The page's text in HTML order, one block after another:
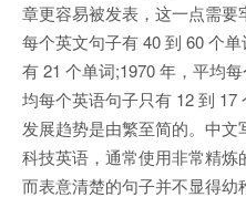
章更容易被发表，这一点需要
每个英文句子有 40 到 60 个
有 21 个单词;1970 年，平均
均每个英语句子只有 12 到
发展趋势是由繁至简的。中
科技英语，通常使用非常精
而表意清楚的句子并不显得幼